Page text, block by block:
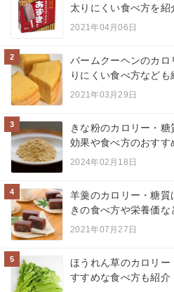
太りにくい食べ方を紹
2021年04月06日
2
バームクーヘンのカ
りにくい食べ方なども
2021年03月29日
3
きな粉のカロリー・
効果や食べ方のおすす
2024年02月18日
4
羊羹のカロリー・糖質
きの食べ方や栄養価な
2021年07月27日
5
ほうれん草のカロリ
すすめな食べ方も紹介